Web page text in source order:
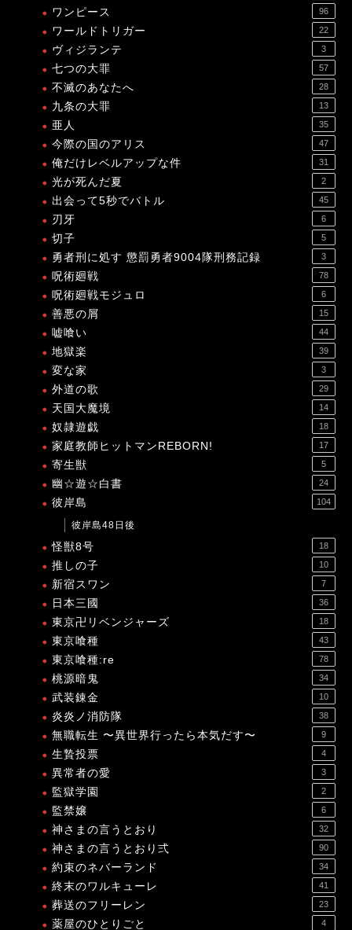
ワンピース 96
ワールドトリガー 22
ヴィジランテ 3
七つの大罪 57
不滅のあなたへ 28
九条の大罪 13
亜人 35
今際の国のアリス 47
俺だけレベルアップな件 31
光が死んだ夏 2
出会って5秒でバトル 45
刃牙 6
切子 5
勇者刑に処す 懲罰勇者9004隊刑務記録 3
呪術廻戦 78
呪術廻戦モジュロ 6
善悪の屑 15
嘘喰い 44
地獄楽 39
変な家 3
外道の歌 29
天国大魔境 14
奴隷遊戯 18
家庭教師ヒットマンREBORN! 17
寄生獣 5
幽☆遊☆白書 24
彼岸島 104
彼岸島48日後
怪獣8号 18
推しの子 10
新宿スワン 7
日本三國 36
東京卍リベンジャーズ 18
東京喰種 43
東京喰種:re 78
桃源暗鬼 34
武装錬金 10
炎炎ノ消防隊 38
無職転生 〜異世界行ったら本気だす〜 9
生贄投票 4
異常者の愛 3
監獄学園 2
監禁嬢 6
神さまの言うとおり 32
神さまの言うとおり弍 90
約束のネバーランド 34
終末のワルキューレ 41
葬送のフリーレン 23
薬屋のひとりごと 4